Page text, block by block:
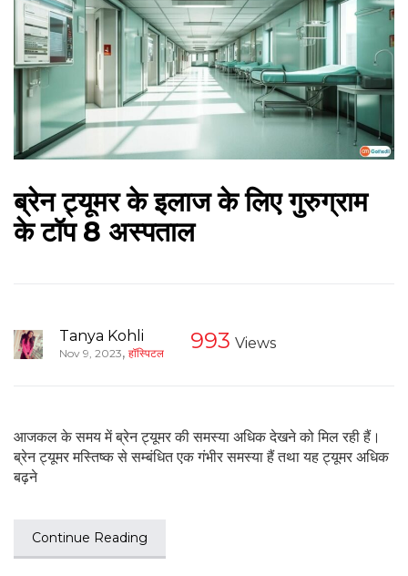
ब्रेन ट्यूमर के इलाज के लिए गुरुग्राम
के टॉप 8 अस्पताल
Tanya Kohli
Nov 9, 2023, हॉस्पिटल 993 Views
आजकल के समय में ब्रेन ट्यूमर की समस्या अधिक देखने को मिल रही हैं।
ब्रेन ट्यूमर मस्तिष्क से सम्बंधित एक गंभीर समस्या हैं तथा यह ट्यूमर अधिक
बढ़ने
Continue Reading